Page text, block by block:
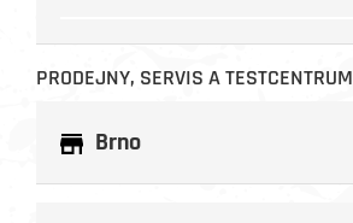
PRODEJNY, SERVIS A TESTCENTRUM
Brno